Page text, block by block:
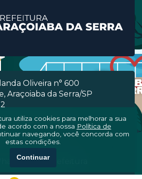
Oliveira n° 600
Araçoiaba da Serra/SP
das 08h às 16h
da Prefeitura
utiliza cookies para melhorar a sua
acordo com a nossa Política de
navegando, você concorda com
estas condições.
Continuar